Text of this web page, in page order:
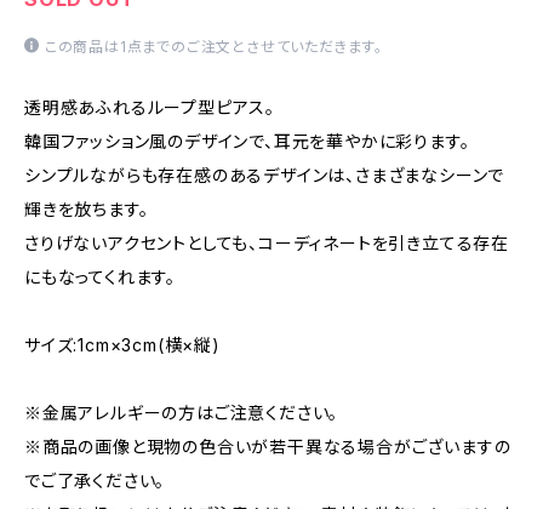
この商品は1点までのご注文とさせていただきます。
透明感あふれるループ型ピアス。
韓国ファッション風のデザインで、耳元を華やかに彩ります。
シンプルながらも存在感のあるデザインは、さまざまなシーンで
輝きを放ちます。
さりげないアクセントとしても、コーディネートを引き立てる存在
にもなってくれます。
サイズ:1cm×3cm(横×縦)
※金属アレルギーの方はご注意ください。
※商品の画像と現物の色合いが若干異なる場合がございますの
でご了承ください。